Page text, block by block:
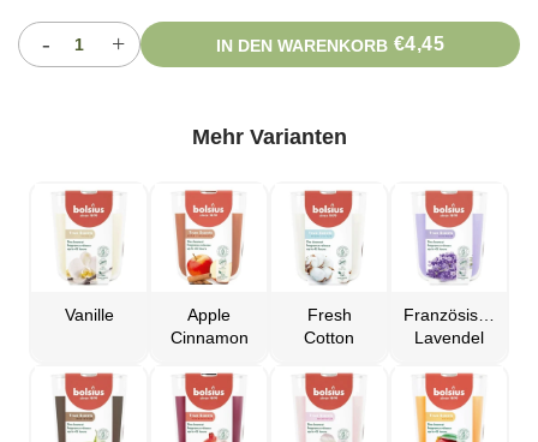
- + IN DEN WARENKORB €4,45
Mehr Varianten
Vanille
Apple
Cinnamon
Fresh
Cotton
Französischer
Lavendel